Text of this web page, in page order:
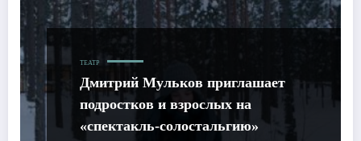
ТЕАТР
Дмитрий Мульков приглашает
подростков и взрослых на
«спектакль-солостальгию»